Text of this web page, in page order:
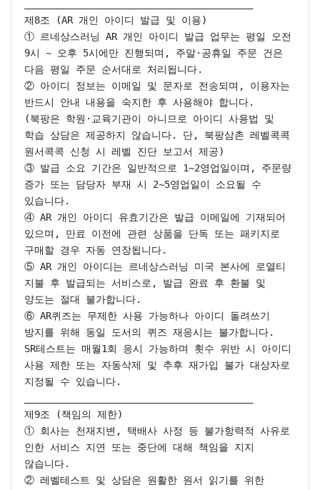
제8조 (AR 개인 아이디 발급 및 이용)
① 르네상스러닝 AR 개인 아이디 발급 업무는 평일 오전
9시 ~ 오후 5시에만 진행되며, 주말·공휴일 주문 건은
다음 평일 주문 순서대로 처리됩니다.
② 아이디 정보는 이메일 및 문자로 전송되며, 이용자는
반드시 안내 내용을 숙지한 후 사용해야 합니다.
(북팡은 학원·교육기관이 아니므로 아이디 사용법 및
학습 상담은 제공하지 않습니다. 단, 북팡삼촌 레벨콕콕
원서콕콕 신청 시 레벨 진단 보고서 제공)
③ 발급 소요 기간은 일반적으로 1~2영업일이며, 주문량
증가 또는 담당자 부재 시 2~5영업일이 소요될 수
있습니다.
④ AR 개인 아이디 유효기간은 발급 이메일에 기재되어
있으며, 만료 이전에 관련 상품을 단독 또는 패키지로
구매할 경우 자동 연장됩니다.
⑤ AR 개인 아이디는 르네상스러닝 미국 본사에 로열티
지불 후 발급되는 서비스로, 발급 완료 후 환불 및
양도는 절대 불가합니다.
⑥ AR퀴즈는 무제한 사용 가능하나 아이디 돌려쓰기
방지를 위해 동일 도서의 퀴즈 재응시는 불가합니다.
SR테스트는 매월1회 응시 가능하며 횟수 위반 시 아이디
사용 제한 또는 자동삭제 및 추후 재가입 불가 대상자로
지정될 수 있습니다.
제9조 (책임의 제한)
① 회사는 천재지변, 택배사 사정 등 불가항력적 사유로
인한 서비스 지연 또는 중단에 대해 책임을 지지
않습니다.
② 레벨테스트 및 상담은 원활한 원서 읽기를 위한